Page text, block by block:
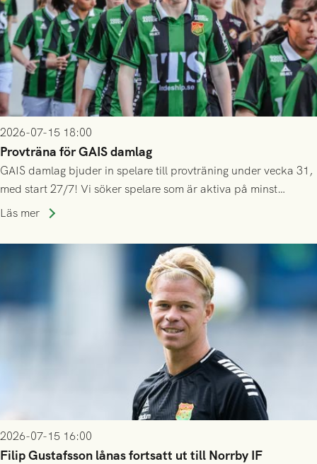
2026-07-15 18:00
Provträna för GAIS damlag
GAIS damlag bjuder in spelare till provträning under vecka 31,
med start 27/7! Vi söker spelare som är aktiva på minst
division 3-nivå.
Läs mer
2026-07-15 16:00
Filip Gustafsson lånas fortsatt ut till Norrby IF